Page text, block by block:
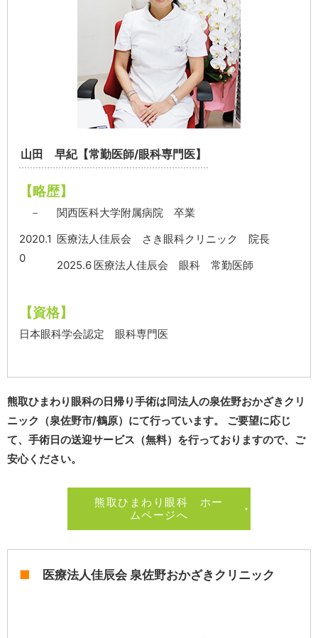
山田 早紀【常勤医師/眼科専門医】
【略歴】
－
関西医科大学附属病院 卒業
2020.1
0
医療法人佳辰会 さき眼科クリニック 院長
2025.6 医療法人佳辰会 眼科 常勤医師
【資格】
日本眼科学会認定 眼科専門医
熊取ひまわり眼科の日帰り手術は同法人の泉佐野おかざきクリ
ニック（泉佐野市/鶴原）にて行っています。 ご要望に応じ
て、手術日の送迎サービス（無料）を行っておりますので、ご
安心ください。
熊取ひまわり眼科 ホー
ムページへ
■ 医療法人佳辰会 泉佐野おかざきクリニック